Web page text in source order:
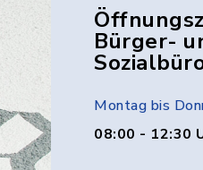
Bürger-
Montag bis
08:00 - 12:30